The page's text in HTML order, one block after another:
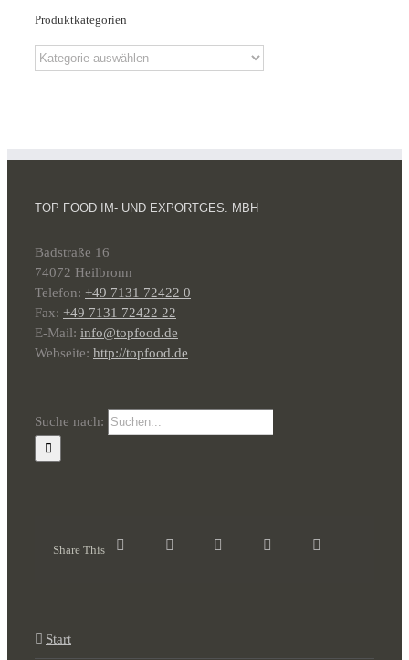
Produktkategorien
TOP FOOD IM- UND EXPORTGES. MBH
Badstraße 16
74072 Heilbronn
Telefon: +49 7131 72422 0
Fax: +49 7131 72422 22
E-Mail: info@topfood.de
Webseite: http://topfood.de
Suche nach:
Share This
Start